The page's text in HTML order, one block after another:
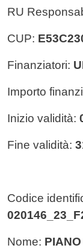
RU
CUP:
Finanziatori:
Importo
Inizio validità:
Fine validità:
Codice
Nome: